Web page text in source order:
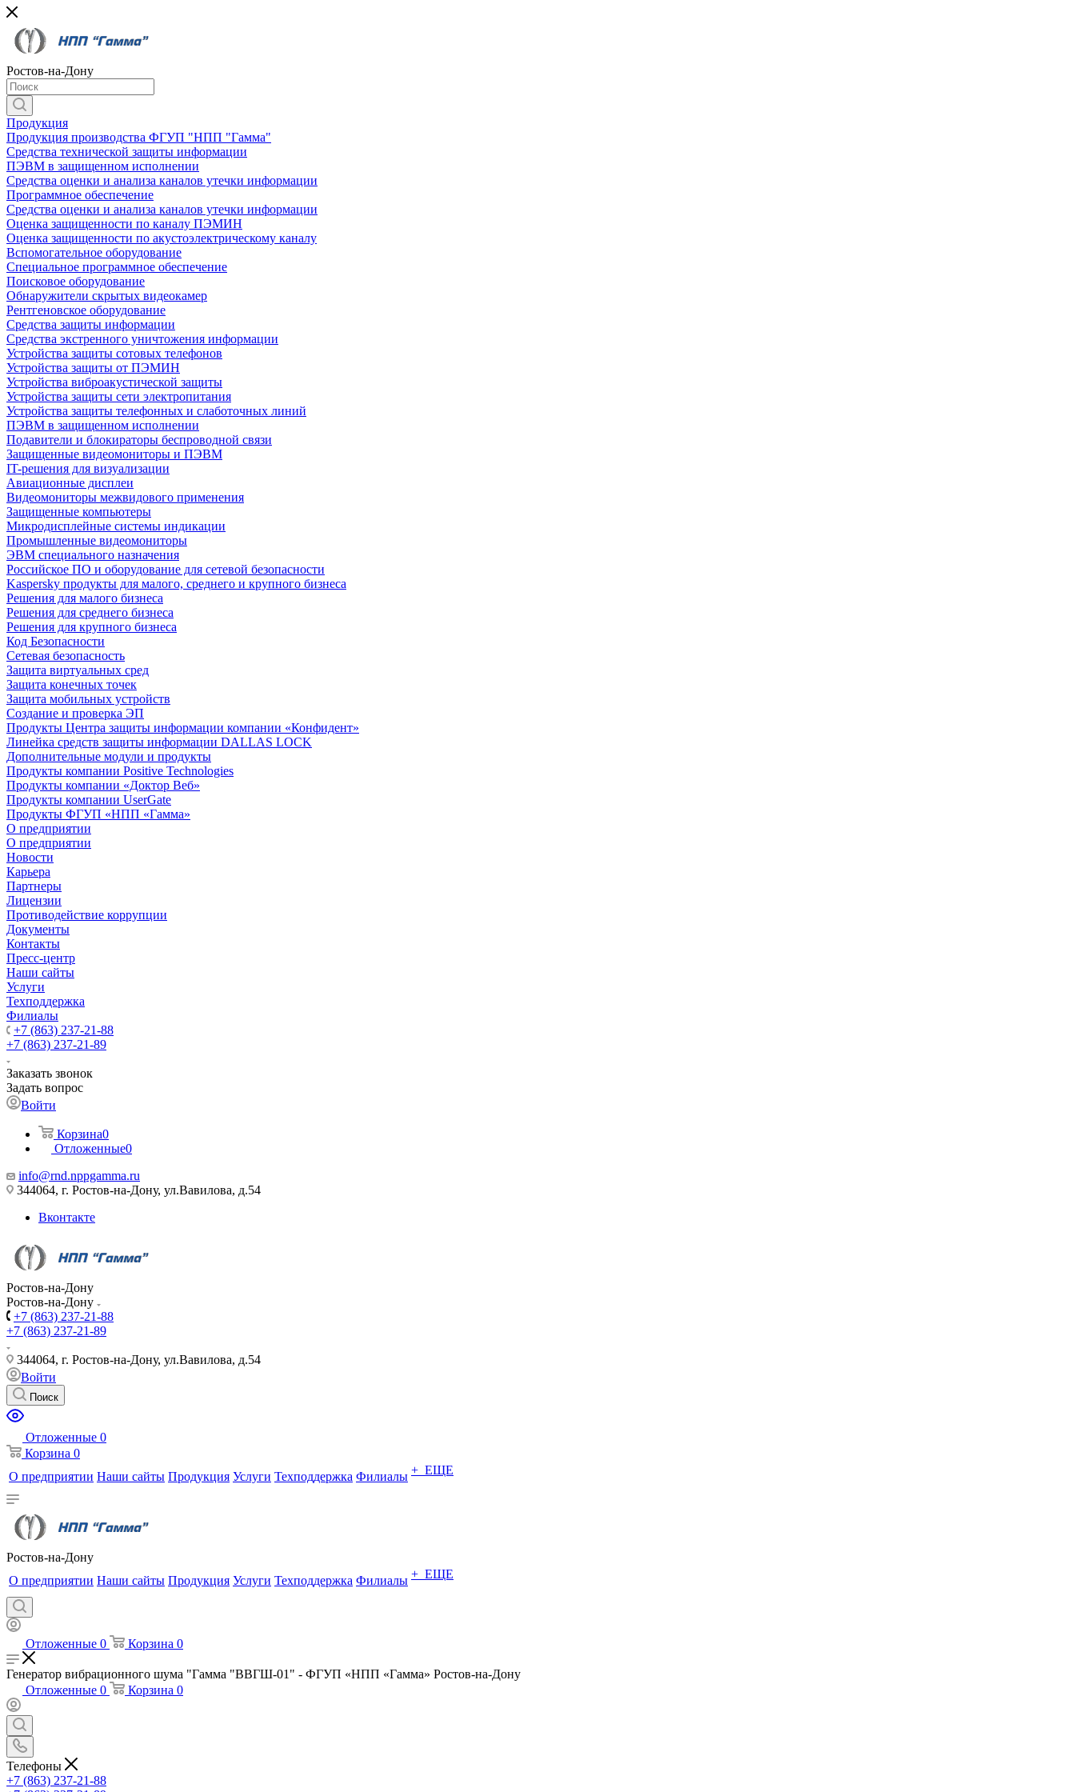
Ростов-на-Дону
Продукция
Продукция производства ФГУП "НПП "Гамма"
Средства технической защиты информации
ПЭВМ в защищенном исполнении
Средства оценки и анализа каналов утечки информации
Программное обеспечение
Средства оценки и анализа каналов утечки информации
Оценка защищенности по каналу ПЭМИН
Оценка защищенности по акустоэлектрическому каналу
Вспомогательное оборудование
Специальное программное обеспечение
Поисковое оборудование
Обнаружители скрытых видеокамер
Рентгеновское оборудование
Средства защиты информации
Средства экстренного уничтожения информации
Устройства защиты сотовых телефонов
Устройства защиты от ПЭМИН
Устройства виброакустической защиты
Устройства защиты сети электропитания
Устройства защиты телефонных и слаботочных линий
ПЭВМ в защищенном исполнении
Подавители и блокираторы беспроводной связи
Защищенные видеомониторы и ПЭВМ
IT-решения для визуализации
Авиационные дисплеи
Видеомониторы межвидового применения
Защищенные компьютеры
Микродисплейные системы индикации
Промышленные видеомониторы
ЭВМ специального назначения
Российское ПО и оборудование для сетевой безопасности
Kaspersky продукты для малого, среднего и крупного бизнеса
Решения для малого бизнеса
Решения для среднего бизнеса
Решения для крупного бизнеса
Код Безопасности
Сетевая безопасность
Защита виртуальных сред
Защита конечных точек
Защита мобильных устройств
Создание и проверка ЭП
Продукты Центра защиты информации компании «Конфидент»
Линейка средств защиты информации DALLAS LOCK
Дополнительные модули и продукты
Продукты компании Positive Technologies
Продукты компании «Доктор Веб»
Продукты компании UserGate
Продукты ФГУП «НПП «Гамма»
О предприятии
О предприятии
Новости
Карьера
Партнеры
Лицензии
Противодействие коррупции
Документы
Контакты
Пресс-центр
Наши сайты
Услуги
Техподдержка
Филиалы
+7 (863) 237-21-88
+7 (863) 237-21-89
Заказать звонок
Задать вопрос
Войти
Корзина0
Отложенные0
info@rnd.nppgamma.ru
344064, г. Ростов-на-Дону, ул.Вавилова, д.54
Вконтакте
Ростов-на-Дону
Ростов-на-Дону
+7 (863) 237-21-88
+7 (863) 237-21-89
344064, г. Ростов-на-Дону, ул.Вавилова, д.54
Войти
Поиск
Отложенные 0
Корзина 0
О предприятии Наши сайты Продукция Услуги Техподдержка Филиалы + ЕЩЕ
Ростов-на-Дону
О предприятии Наши сайты Продукция Услуги Техподдержка Филиалы + ЕЩЕ
Отложенные 0 Корзина 0
Генератор вибрационного шума "Гамма "ВВГШ-01" - ФГУП «НПП «Гамма» Ростов-на-Дону
Отложенные 0 Корзина 0
Телефоны
+7 (863) 237-21-88